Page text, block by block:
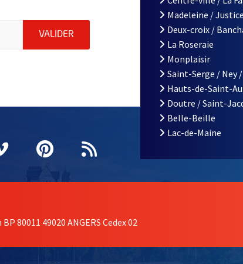
de la ville d'Angers, indiquez votre email (champ
VALIDER ENVOYER MA DEMANDE
fenêtrefenêtre
une nouvelle fenêtre
Vimeo
, Ouvre une nouvelle fenêtre
Pinterest
, Ouvre une nouvelle
Flux RSS
Madeleine /
Deux-croix /
La Roseraie
Monplaisir
Saint-Serge / Ney
Hauts-de-Saint-
Doutre / Saint-
Belle-Beille
Lac-de-Maine
80011 49020 ANGERS Cedex 02